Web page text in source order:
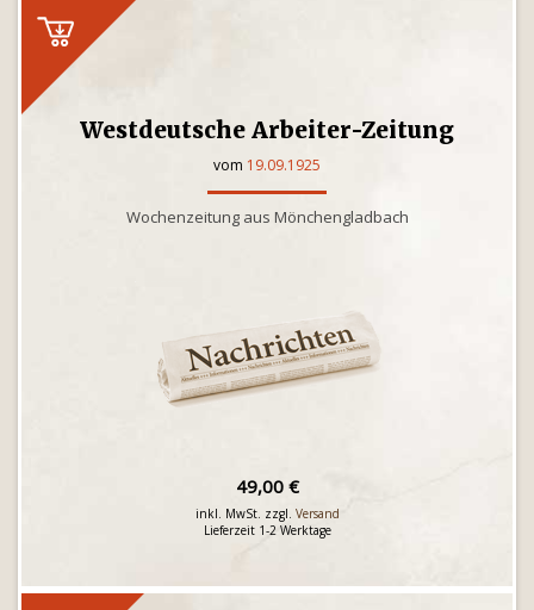
Westdeutsche Arbeiter-Zeitung
vom 19.09.1925
Wochenzeitung aus Mönchengladbach
49,00 €
inkl. MwSt. zzgl. Versand
Lieferzeit 1-2 Werktage